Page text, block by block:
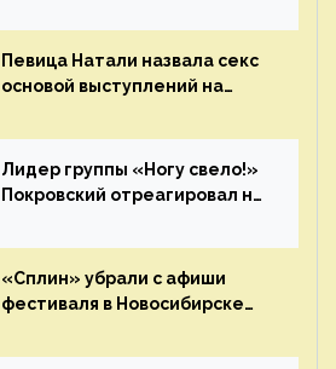
Певица Натали назвала секс
основой выступлений на
Лидер группы «Ногу свело!»
Покровский отреагировал на
«Сплин» убрали с афиши
фестиваля в Новосибирске
отцов»